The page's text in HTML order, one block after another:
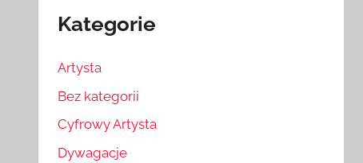
Kategorie
Artysta
Bez kategorii
Cyfrowy Artysta
Dywagacje